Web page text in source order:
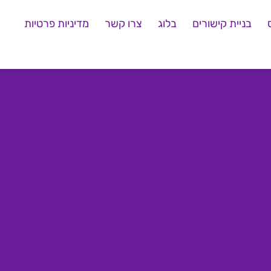
בניית קישורים בלוג צרו קשר מדיניות פרטיות